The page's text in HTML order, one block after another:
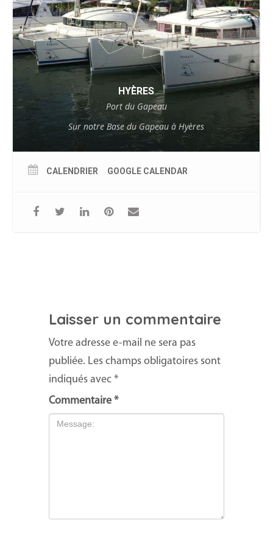
HYÈRES
Port du Gapeau
Sur notre Base du Gapeau à Hyères
CALENDRIER GOOGLE CALENDAR
Laisser un commentaire
Votre adresse e-mail ne sera pas
publiée. Les champs obligatoires sont
indiqués avec *
Commentaire *